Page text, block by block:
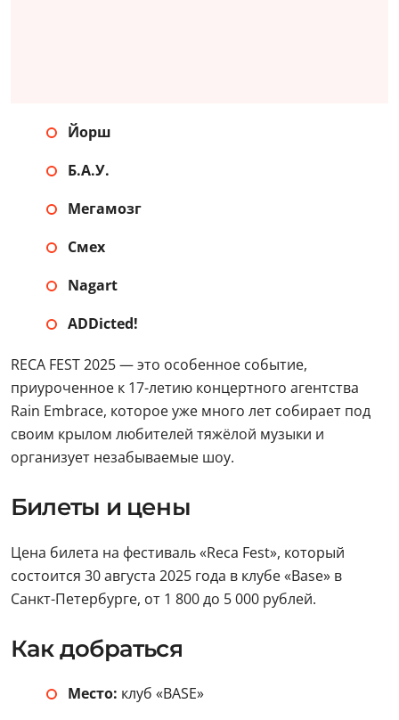
Йорш
Б.А.У.
Мегамозг
Смех
Nagart
ADDicted!
RECA FEST 2025 — это особенное событие,
приуроченное к 17-летию концертного агентства
Rain Embrace, которое уже много лет собирает под
своим крылом любителей тяжёлой музыки и
организует незабываемые шоу.
Билеты и цены
Цена билета на фестиваль «Reca Fest», который
состоится 30 августа 2025 года в клубе «Base» в
Санкт-Петербурге, от 1 800 до 5 000 рублей.
Как добраться
Место: клуб «BASE»